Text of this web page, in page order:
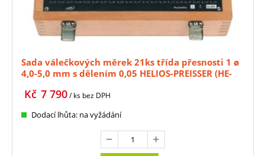
Sada válečkových měrek 21ks třída přesnosti 1 ø
4,0-5,0 mm s dělením 0,05 HELIOS-PREISSER (HE-
7 790
Kč / ks bez DPH
Dodací lhůta: na vyžádání